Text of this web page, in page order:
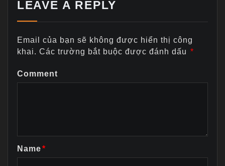
LEAVE A REPLY
Email của bạn sẽ không được hiển thị công
khai. Các trường bắt buộc được đánh dấu *
Comment
Name*